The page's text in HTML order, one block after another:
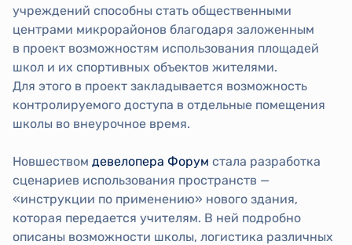
учреждений способны стать общественными
центрами микрорайонов благодаря заложенным
в проект возможностям использования площадей
школ и их спортивных объектов жителями.
Для этого в проект закладывается возможность
контролируемого доступа в отдельные помещения
школы во внеурочное время.
Новшеством девелопера Форум стала разработка
сценариев использования пространств —
«инструкции по применению» нового здания,
которая передается учителям. В ней подробно
описаны возможности школы, логистика различных